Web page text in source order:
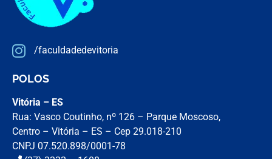
/faculdadedevitoria
POLOS
Vitória – ES
Rua: Vasco Coutinho, nº 126 – Parque Moscoso,
Centro – Vitória – ES – Cep 29.018-210
CNPJ 07.520.898/0001-78